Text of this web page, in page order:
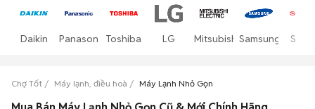
Daikin Panasonic Toshiba LG Mitsubishi Samsung
Chợ Tốt Máy lạnh, điều hoà Máy Lạnh Nhỏ Gọn